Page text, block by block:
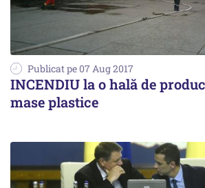
Publicat pe 07 Aug 2017
INCENDIU la o hală de
mase plastice